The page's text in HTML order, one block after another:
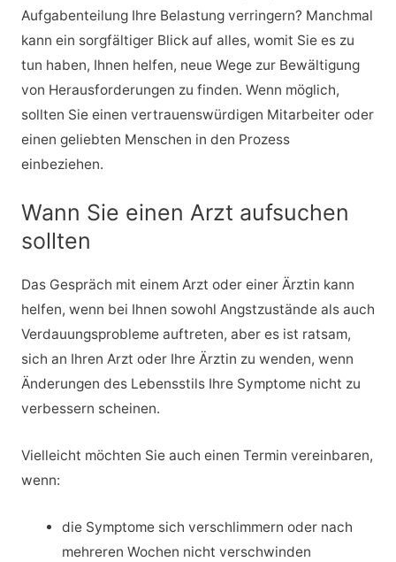
Aufgabenteilung Ihre Belastung verringern? Manchmal
kann ein sorgfältiger Blick auf alles, womit Sie es zu
tun haben, Ihnen helfen, neue Wege zur Bewältigung
von Herausforderungen zu finden. Wenn möglich,
sollten Sie einen vertrauenswürdigen Mitarbeiter oder
einen geliebten Menschen in den Prozess
einbeziehen.
Wann Sie einen Arzt aufsuchen
sollten
Das Gespräch mit einem Arzt oder einer Ärztin kann
helfen, wenn bei Ihnen sowohl Angstzustände als auch
Verdauungsprobleme auftreten, aber es ist ratsam,
sich an Ihren Arzt oder Ihre Ärztin zu wenden, wenn
Änderungen des Lebensstils Ihre Symptome nicht zu
verbessern scheinen.
Vielleicht möchten Sie auch einen Termin vereinbaren,
wenn:
die Symptome sich verschlimmern oder nach
mehreren Wochen nicht verschwinden